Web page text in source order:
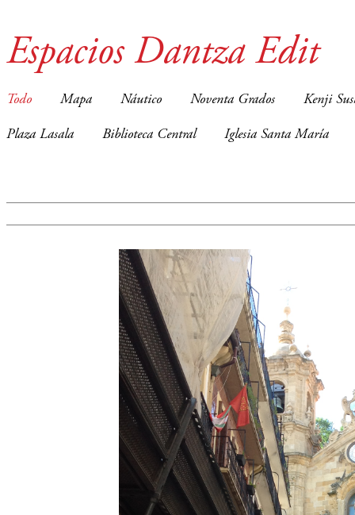
Espacios Dantza Edit
Todo Mapa Náutico Noventa Grados Kenji
Plaza Lasala Biblioteca Central Iglesia Santa María